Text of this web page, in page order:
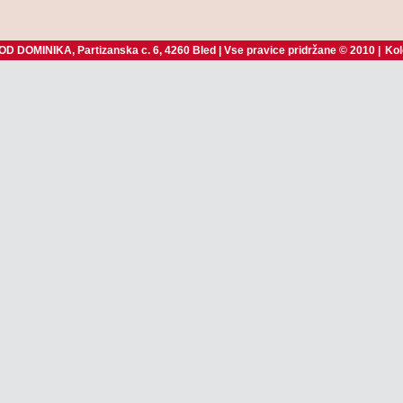
DOMINIKA, Partizanska c. 6, 4260 Bled | Vse pravice pridržane © 2010 |